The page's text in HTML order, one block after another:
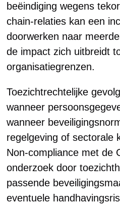
beëindiging wegens
chain-relaties kan een
doorwerken naar
de impact zich uitbreidt
organisatiegrenzen.
Toezichtrechtelijke
wanneer
wanneer
regelgeving of sectorale
Non-compliance met de
onderzoek door
passende
eventuele